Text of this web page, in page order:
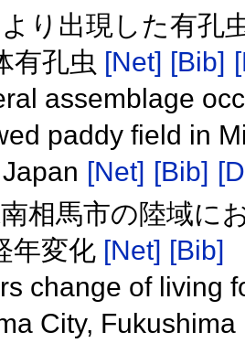
り出現した有孔
有孔虫 [Net] [Bib]
assemblage
paddy field in
[Net] [Bib]
相馬市の陸域に
年変化 [Net] [Bib]
change of living
City,